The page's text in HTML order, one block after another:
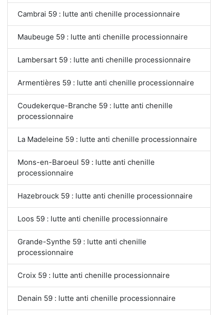
Cambrai 59 : lutte anti chenille processionnaire
Maubeuge 59 : lutte anti chenille processionnaire
Lambersart 59 : lutte anti chenille processionnaire
Armentières 59 : lutte anti chenille processionnaire
Coudekerque-Branche 59 : lutte anti chenille
processionnaire
La Madeleine 59 : lutte anti chenille processionnaire
Mons-en-Baroeul 59 : lutte anti chenille
processionnaire
Hazebrouck 59 : lutte anti chenille processionnaire
Loos 59 : lutte anti chenille processionnaire
Grande-Synthe 59 : lutte anti chenille
processionnaire
Croix 59 : lutte anti chenille processionnaire
Denain 59 : lutte anti chenille processionnaire